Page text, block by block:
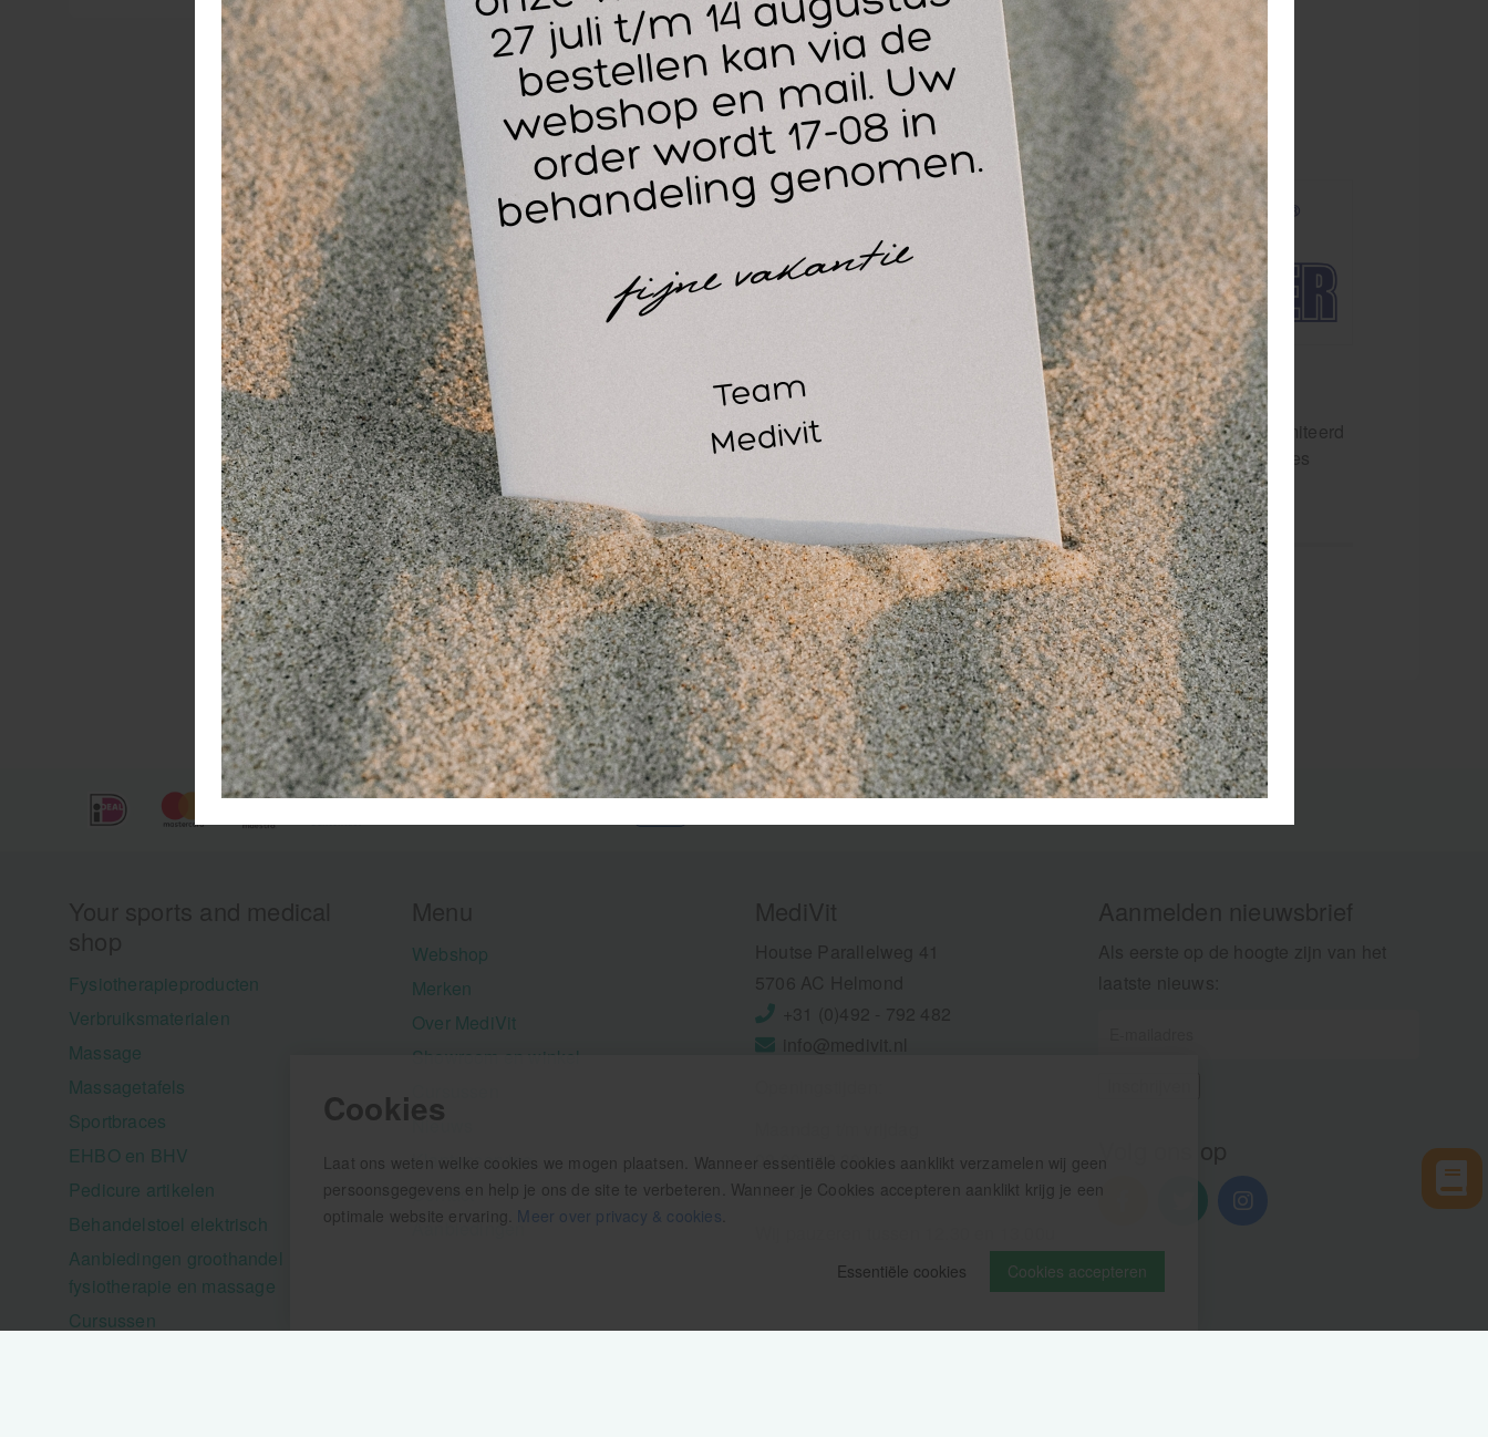
Cookies
Laat ons weten welke cookies we mogen plaatsen. Wanneer essentiële cookies aanklikt verzamelen wij geen
persoonsgegevens en help je ons de site te verbeteren. Wanneer je Cookies accepteren aanklikt krijg je een
optimale website ervaring. Meer over privacy & cookies
Cookies accepteren
Essentiële cookies
Ice Power Cold Gel is een verkoelende gel, werkt pijnstillend,
ontstekingsremmend en bevordert een sneller herstel bij blessures. Ice Power
bevat alleen natuurlijk stoffen zoals Menthol en Eucalyptus. Geen Kamfer of
synthetische pijnstillers.
Ter behandeling van alle spier-, gewricht- en peesklachten, kneuzingen,
verrekkingen, verstuikingen, jeuk (insectenbeten) en hoofdpijn. Na
aanbrengen werkt Ice Power binnen enkele minuten.
Voor een optimaal resultaat de behandeling elke 3 tot 6 uur herhalen. Ice Power Cold Gel kan ongelimiteerd
worden gebruikt vanaf 2 jaar. De gel trekt geheel in de huid en laat geen vettig laagje achter. Sporttapes
kunnen na enkele minuten worden aangebracht.
Fysiotherapieproducten
Verbruiksmaterialen
Massage
Massagetafels
Sportbraces
EHBO en BHV
Pedicure artikelen
Behandelstoel elektrisch
Aanbiedingen groothandel
fysiotherapie en massage
Cursussen
Webshop
Merken
Over MediVit
Showroom en winkel
Nieuws
Klantenservice
Contact
Aanbiedingen
08.00 - 12.30u
13.00 - 16.00u